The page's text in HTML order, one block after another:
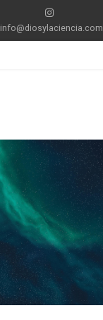
info@diosylaciencia.com